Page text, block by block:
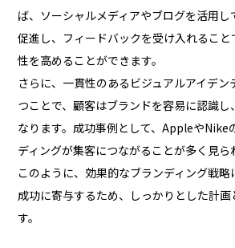
ば、ソーシャルメディアやブログを活用し
促進し、フィードバックを受け入れるこ
性を高めることができます。
さらに、一貫性のあるビジュアルアイデン
つことで、顧客はブランドを容易に認識し
なります。成功事例として、AppleやNike
ディングが集客につながることが多く見ら
このように、効果的なブランディング戦
成功に寄与するため、しっかりとした計
す。